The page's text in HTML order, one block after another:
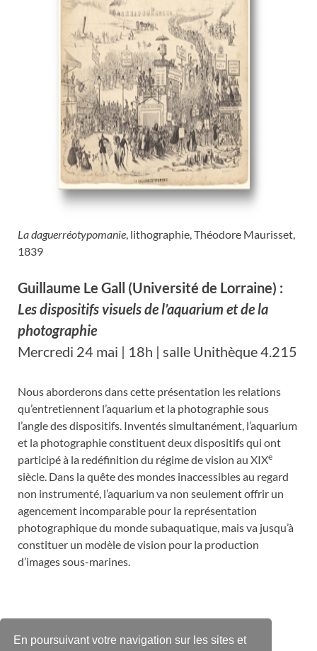
En poursuivant votre navigation sur les sites et
La daguerréotypomanie, lithographie, Théodore Maurisset,
1839
Guillaume Le Gall (Université de Lorraine) :
Les dispositifs visuels de l’aquarium et de la
photographie
Mercredi 24 mai | 18h | salle Unithèque 4.215
Nous aborderons dans cette présentation les relations
qu’entretiennent l’aquarium et la photographie sous
l’angle des dispositifs. Inventés simultanément, l’aquarium
et la photographie constituent deux dispositifs qui ont
participé à la redéfinition du régime de vision au XIXe
siècle. Dans la quête des mondes inaccessibles au regard
non instrumenté, l’aquarium va non seulement offrir un
agencement incomparable pour la représentation
photographique du monde subaquatique, mais va jusqu’à
constituer un modèle de vision pour la production
d’images sous-marines.